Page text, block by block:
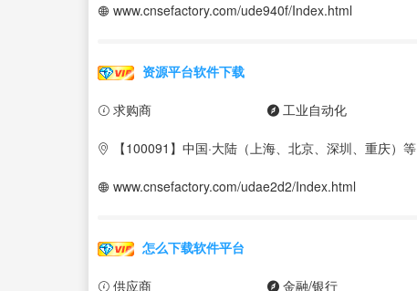
www.cnsefactory.com/ude940f/Index.html
资源平台软件下载
求购商 工业自动化
【100091】中国·大陆（上海、北京、深圳、重庆）等
www.cnsefactory.com/udae2d2/Index.html
怎么下载软件平台
供应商 金融/银行